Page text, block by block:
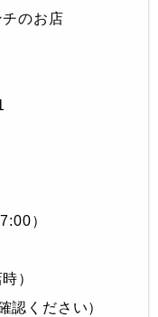
のお店
）
）
認ください）